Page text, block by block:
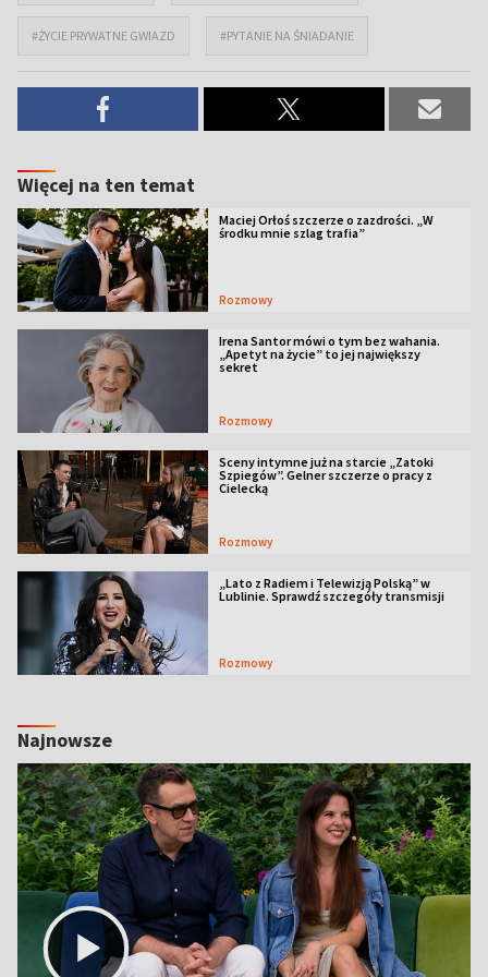
#ŻYCIE PRYWATNE GWIAZD #PYTANIE NA ŚNIADANIE
Więcej na ten temat
Maciej Orłoś szczerze o zazdrości. „W
środku mnie szlag trafia”
Rozmowy
Irena Santor mówi o tym bez wahania.
„Apetyt na życie” to jej największy
sekret
Rozmowy
Sceny intymne już na starcie „Zatoki
Szpiegów”. Gelner szczerze o pracy z
Cielecką
Rozmowy
„Lato z Radiem i Telewizją Polską” w
Lublinie. Sprawdź szczegóły transmisji
Rozmowy
Najnowsze